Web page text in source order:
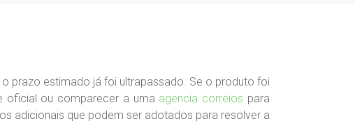
prazo estimado já foi ultrapassado. Se o produto foi
oficial ou comparecer a uma agencia correios para
adicionais que podem ser adotados para resolver a